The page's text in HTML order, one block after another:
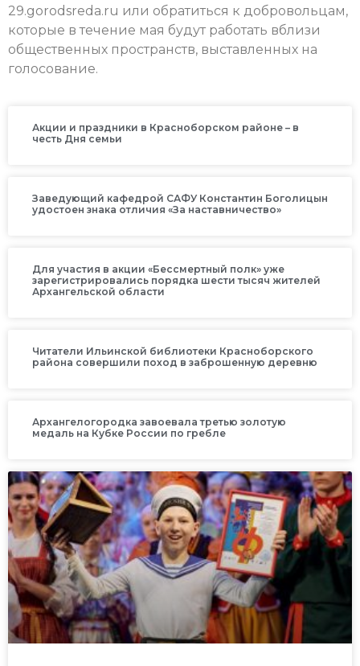
29.gorodsreda.ru или обратиться к добровольцам,
которые в течение мая будут работать вблизи
общественных пространств, выставленных на
голосование.
Акции и праздники в Красноборском районе – в
честь Дня семьи
Заведующий кафедрой САФУ Константин Боголицын
удостоен знака отличия «За наставничество»
Для участия в акции «Бессмертный полк» уже
зарегистрировались порядка шести тысяч жителей
Архангельской области
Читатели Ильинской библиотеки Красноборского
района совершили поход в заброшенную деревню
Архангелогородка завоевала третью золотую
медаль на Кубке России по гребле